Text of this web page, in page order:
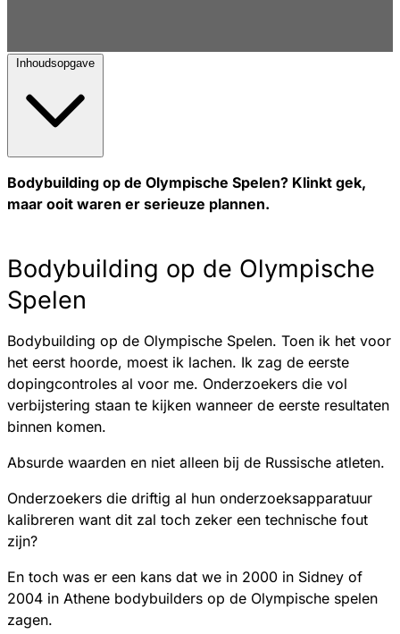
Inhoudsopgave
Bodybuilding op de Olympische Spelen? Klinkt gek,
maar ooit waren er serieuze plannen.
Bodybuilding op de Olympische
Spelen
Bodybuilding op de Olympische Spelen. Toen ik het voor
het eerst hoorde, moest ik lachen. Ik zag de eerste
dopingcontroles al voor me. Onderzoekers die vol
verbijstering staan te kijken wanneer de eerste resultaten
binnen komen.
Absurde waarden en niet alleen bij de Russische atleten.
Onderzoekers die driftig al hun onderzoeksapparatuur
kalibreren want dit zal toch zeker een technische fout
zijn?
En toch was er een kans dat we in 2000 in Sidney of
2004 in Athene bodybuilders op de Olympische spelen
zagen.